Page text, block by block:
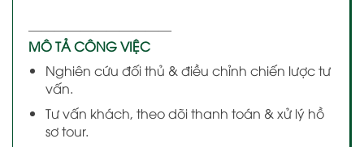
———————————
MÔ TẢ CÔNG VIỆC
Nghiên cứu đối thủ & điều chỉnh chiến lược tư
vấn.
Tư vấn khách, theo dõi thanh toán & xử lý hồ
sơ tour.